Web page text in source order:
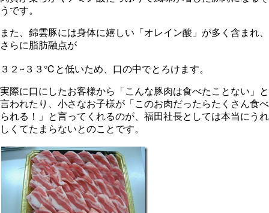
うです。
また、錦雲豚には身体に嬉しい「オレイン酸」が多く含まれ、
さらに脂肪融点が
３２~３３℃と低いため、口の中でとろけます。
実際に口にしたお客様から「こんな豚肉は食べたことない」と
言われたり、小さなお子様が「このお肉だったらたくさん食べ
られる！」と言ってくれるのが、福田社長としては本当にうれ
しくてたまらないとのことです。